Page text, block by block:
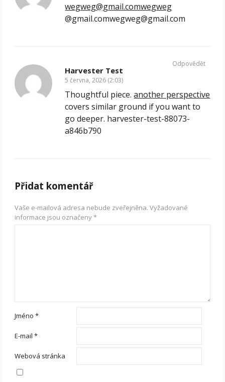
wegweg@gmail.comwegweg
@gmail.comwegweg@gmail.com
Harvester Test
5 června, 2026 (2:03)
Thoughtful piece.another perspective
covers similar ground if you want to
go deeper. harvester-test-88073-
a846b790
Odpovědět
Přidat komentář
Vaše e-mailová adresa nebude zveřejněna. Vyžadované
informace jsou označeny*
Jméno*
E-mail*
Webová stránka